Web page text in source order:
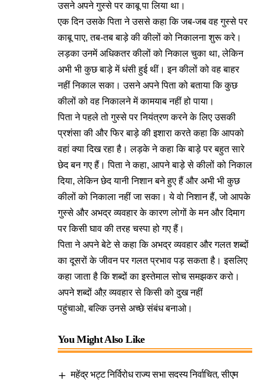
उसने अपने गुस्से पर काबू पा लिया था।
एक दिन उसके पिता ने उससे कहा कि जब-जब वह गुस्से पर
काबू पाए, तब-तब बाड़े की कीलों को निकालना शुरू करे।
लड़का उनमें अधिकतर कीलों को निकाल चुका था, लेकिन
अभी भी कुछ बाड़े में धंसी हुई थीं। इन कीलों को वह बाहर
नहीं निकाल सका। उसने अपने पिता को बताया कि कुछ
कीलों को वह निकालने में कामयाब नहीं हो पाया।
पिता ने पहले तो गुस्से पर नियंत्रण करने के लिए उसकी
प्रशंसा की और फिर बाड़े की इशारा करते कहा कि आपको
वहां क्या दिख रहा है। लड़के ने कहा कि बाड़े पर बहुत सारे
छेद बन गए हैं। पिता ने कहा, आपने बाड़े से कीलों को निकाल
दिया, लेकिन छेद यानी निशान बने हुए हैं और अभी भी कुछ
कीलों को निकाला नहीं जा सका। ये वो निशान हैं, जो आपके
गुस्से और अभद्र व्यवहार के कारण लोगों के मन और दिमाग
पर किसी घाव की तरह चस्पा हो गए हैं।
पिता ने अपने बेटे से कहा कि अभद्र व्यवहार और गलत शब्दों
का दूसरों के जीवन पर गलत प्रभाव पड़ सकता है। इसलिए
कहा जाता है कि शब्दों का इस्तेमाल सोच समझकर करो।
अपने शब्दों औऱ व्यवहार से किसी को दुख नहीं
पहुंचाओ, बल्कि उनसे अच्छे संबंध बनाओ।
You Might Also Like
महेंद्र भट्ट निर्विरोध राज्य सभा सदस्य निर्वाचित, सीएम